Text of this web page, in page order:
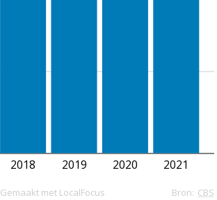
2021
2020
2019
2018
Bron: CBS
Gemaakt met LocalFocus